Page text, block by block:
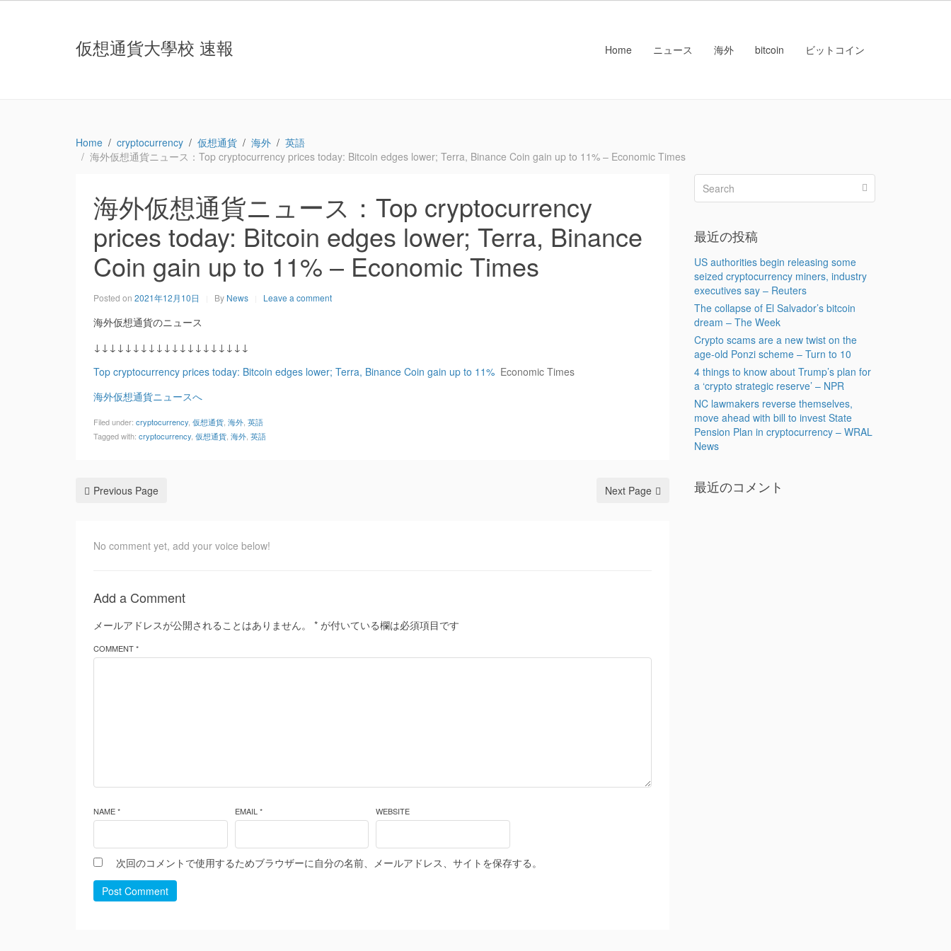
仮想通貨大學校 速報 Home ニュース 海外 bitcoin ビットコイン
Home cryptocurrency 仮想通貨 海外
英語
海外仮想通貨ニュース：Top cryptocurrency prices today: Bitcoin edges lower; Terra, Binance Coin gain up to 11% – Economic Times
海外仮想通貨ニュース：Top cryptocurrency
prices today: Bitcoin edges lower; Terra, Binance
Coin gain up to 11% – Economic Times
Posted on 2021年12月10日 By News Leave a comment
海外仮想通貨のニュース
↓↓↓↓↓↓↓↓↓↓↓↓↓↓↓↓↓↓↓↓
Top cryptocurrency prices today: Bitcoin edges lower; Terra, Binance Coin gain up to 11% Economic Times
海外仮想通貨ニュースへ
Filed under: cryptocurrency 仮想通貨 海外 英語
Tagged with: cryptocurrency 仮想通貨 海外 英語
Previous Page Next Page
No comment yet, add your voice below!
Add a Comment
メールアドレスが公開されることはありません。 * が付いている欄は必須項目です
COMMENT *
NAME * EMAIL * WEBSITE
次回のコメントで使用するためブラウザーに自分の名前、メールアドレス、サイトを保存する。
Post Comment
最近の投稿
US authorities begin releasing some
seized cryptocurrency miners, industry
executives say – Reuters
The collapse of El Salvador’s bitcoin
dream – The Week
Crypto scams are a new twist on the
age-old Ponzi scheme – Turn to 10
4 things to know about Trump’s plan for
a ‘crypto strategic reserve’ – NPR
NC lawmakers reverse themselves,
move ahead with bill to invest State
Pension Plan in cryptocurrency – WRAL
News
最近のコメント